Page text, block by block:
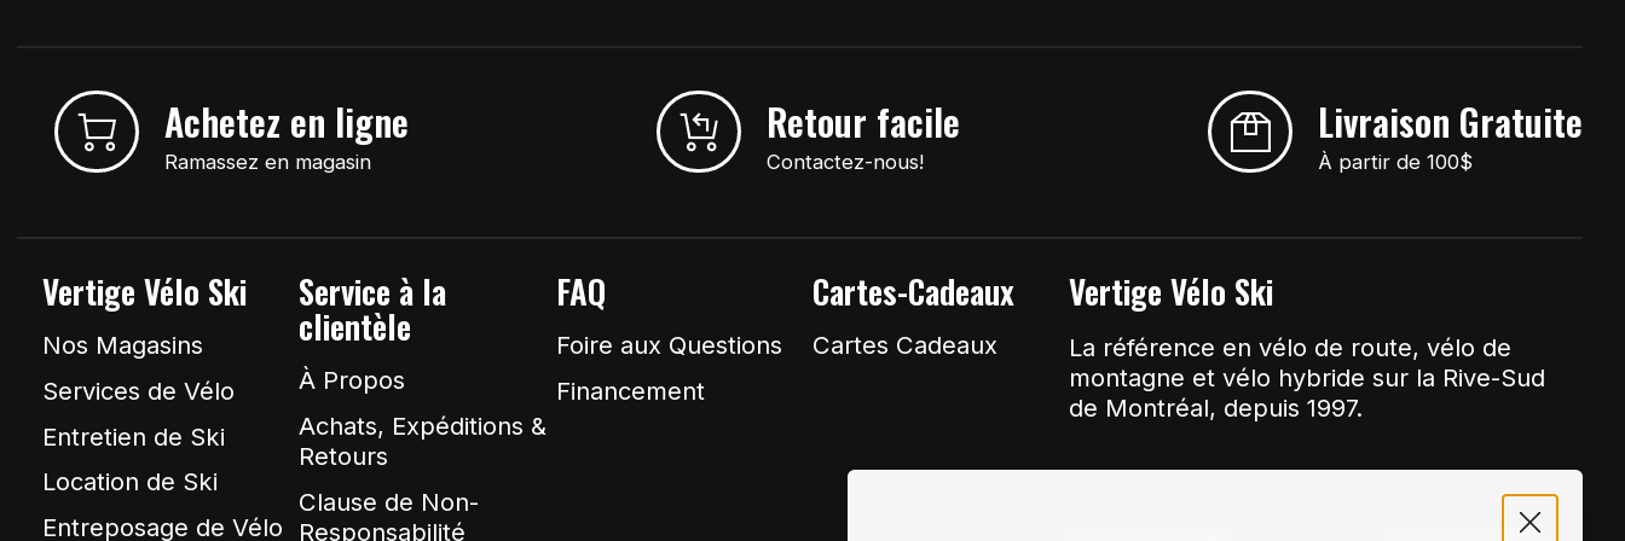
Achetez en ligne
Ramassez en magasin
Retour facile
Contactez-nous!
Livraison Gratuite
À partir de 100$
Vertige Vélo Ski
Nos Magasins
Services de Vélo
Entretien de Ski
Location de Ski
Entreposage de Vélo
Service à la
clientèle
À Propos
Achats, Expéditions &
Retours
Clause de Non-
Responsabilité
FAQ
Foire aux Questions
Financement
Cartes-Cadeaux
Cartes Cadeaux
Vertige Vélo Ski
La référence en vélo de route, vélo de
montagne et vélo hybride sur la Rive-Sud
de Montréal, depuis 1997.